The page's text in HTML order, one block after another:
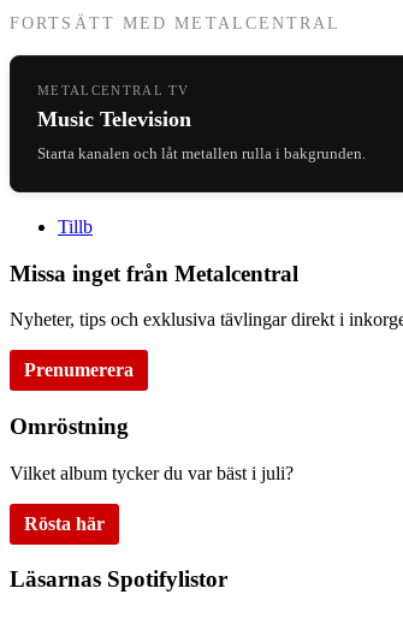
FORTSÄTT MED METALCENTRAL
METALCENTRAL TV
Music Television
Starta kanalen och låt metallen rulla i bakgrunden.
Tillb
Missa inget från Metalcentral
Nyheter, tips och exklusiva tävlingar direkt i
Prenumerera
Omröstning
Vilket album tycker du var bäst i juli?
Rösta här
Läsarnas Spotifylistor